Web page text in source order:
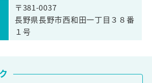
〒381-0037
長野県長野市西和田一丁目３８番
１号